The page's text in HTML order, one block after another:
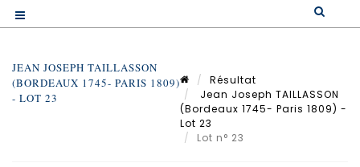
JEAN JOSEPH TAILLASSON
(BORDEAUX 1745- PARIS 1809)
- LOT 23
Résultat
Jean Joseph TAILLASSON
(Bordeaux 1745- Paris 1809) -
Lot 23
Lot n° 23